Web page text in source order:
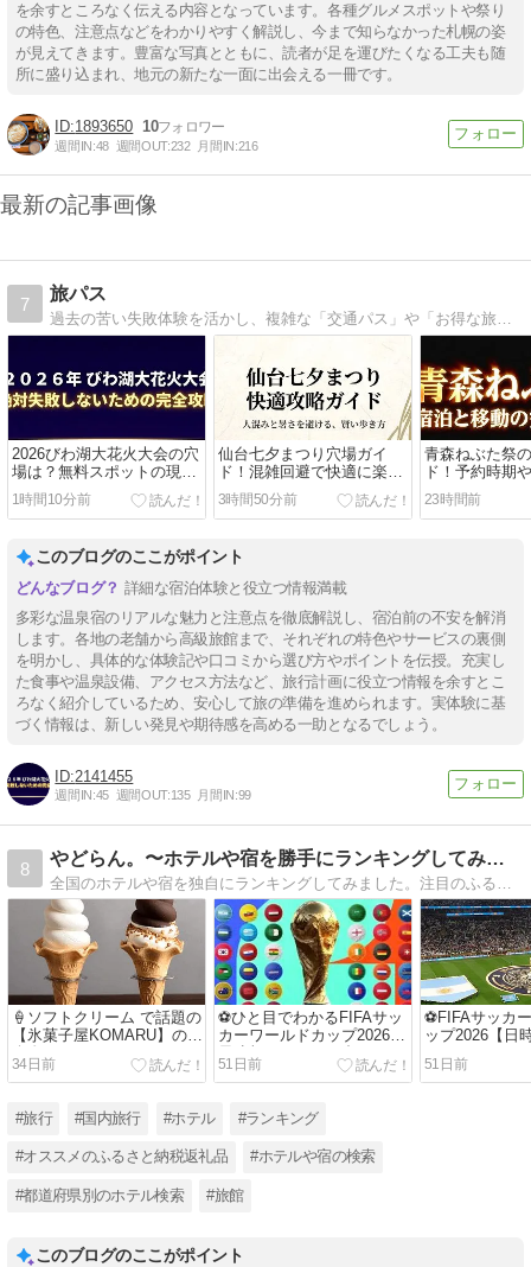
を余すところなく伝える内容となっています。各種グルメスポットや祭り
の特色、注意点などをわかりやすく解説し、今まで知らなかった札幌の姿
が見えてきます。豊富な写真とともに、読者が足を運びたくなる工夫も随
所に盛り込まれ、地元の新たな一面に出会える一冊です。
1893650 10
週間IN:48 週間OUT:232 月間IN:216
最新の記事画像
7
旅パス
2026びわ湖大花火大会の穴
場は？無料スポットの現実
と攻略法
1時間10分前
仙台七夕まつり穴場ガイ
ド！混雑回避で快適に楽し
むおすすめ術
3時間50分前
青森ねぶた祭
ド！予約時期
で完全網羅
23時間前
このブログのここがポイント
詳細な宿泊体験と役立つ情報満載
多彩な温泉宿のリアルな魅力と注意点を徹底解説し、宿泊前の不安を解消
します。各地の老舗から高級旅館まで、それぞれの特色やサービスの裏側
を明かし、具体的な体験記や口コミから選び方やポイントを伝授。充実し
た食事や温泉設備、アクセス方法など、旅行計画に役立つ情報を余すとこ
ろなく紹介しているため、安心して旅の準備を進められます。実体験に基
づく情報は、新しい発見や期待感を高める一助となるでしょう。
2141455
週間IN:45 週間OUT:135 月間IN:99
8
やどらん。〜ホテルや宿を勝手にランキングしてみた〜
🍦ソフトクリーム で話題の
【氷菓子屋KOMARU】の紹
34日前
⚽ひと目でわかるFIFAサッ
カーワールドカップ2026結
果速報・日程組み合わせ・
グループ順位早見表⚽
51日前
⚽FIFAサッカ
ップ2026【日
51日前
#旅行 #国内旅行 #ホテル #ランキング
#オススメのふるさと納税返礼品 #ホテルや宿の検索
#都道府県別のホテル検索 #旅館
このブログのここがポイント